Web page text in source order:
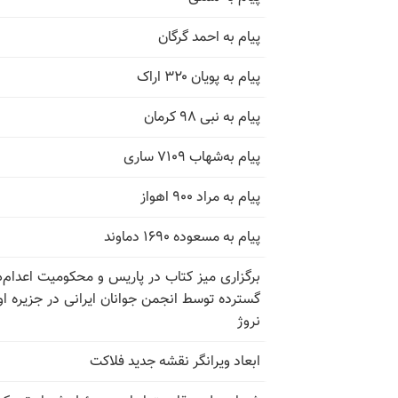
پیام به احمد گرگان
پیام به پویان ۳۲۰ اراک
پیام به نبی ۹۸ کرمان
پیام به‌شهاب ۷۱۰۹ ساری
پیام به مراد ۹۰۰ اهواز
پیام به مسعوده ۱۶۹۰ دماوند
برگزاری میز کتاب در پاریس و محکومیت
گسترده توسط انجمن جوانان ایرانی در جزیره
نروژ
ابعاد ویرانگر نقشه جدید فلاکت